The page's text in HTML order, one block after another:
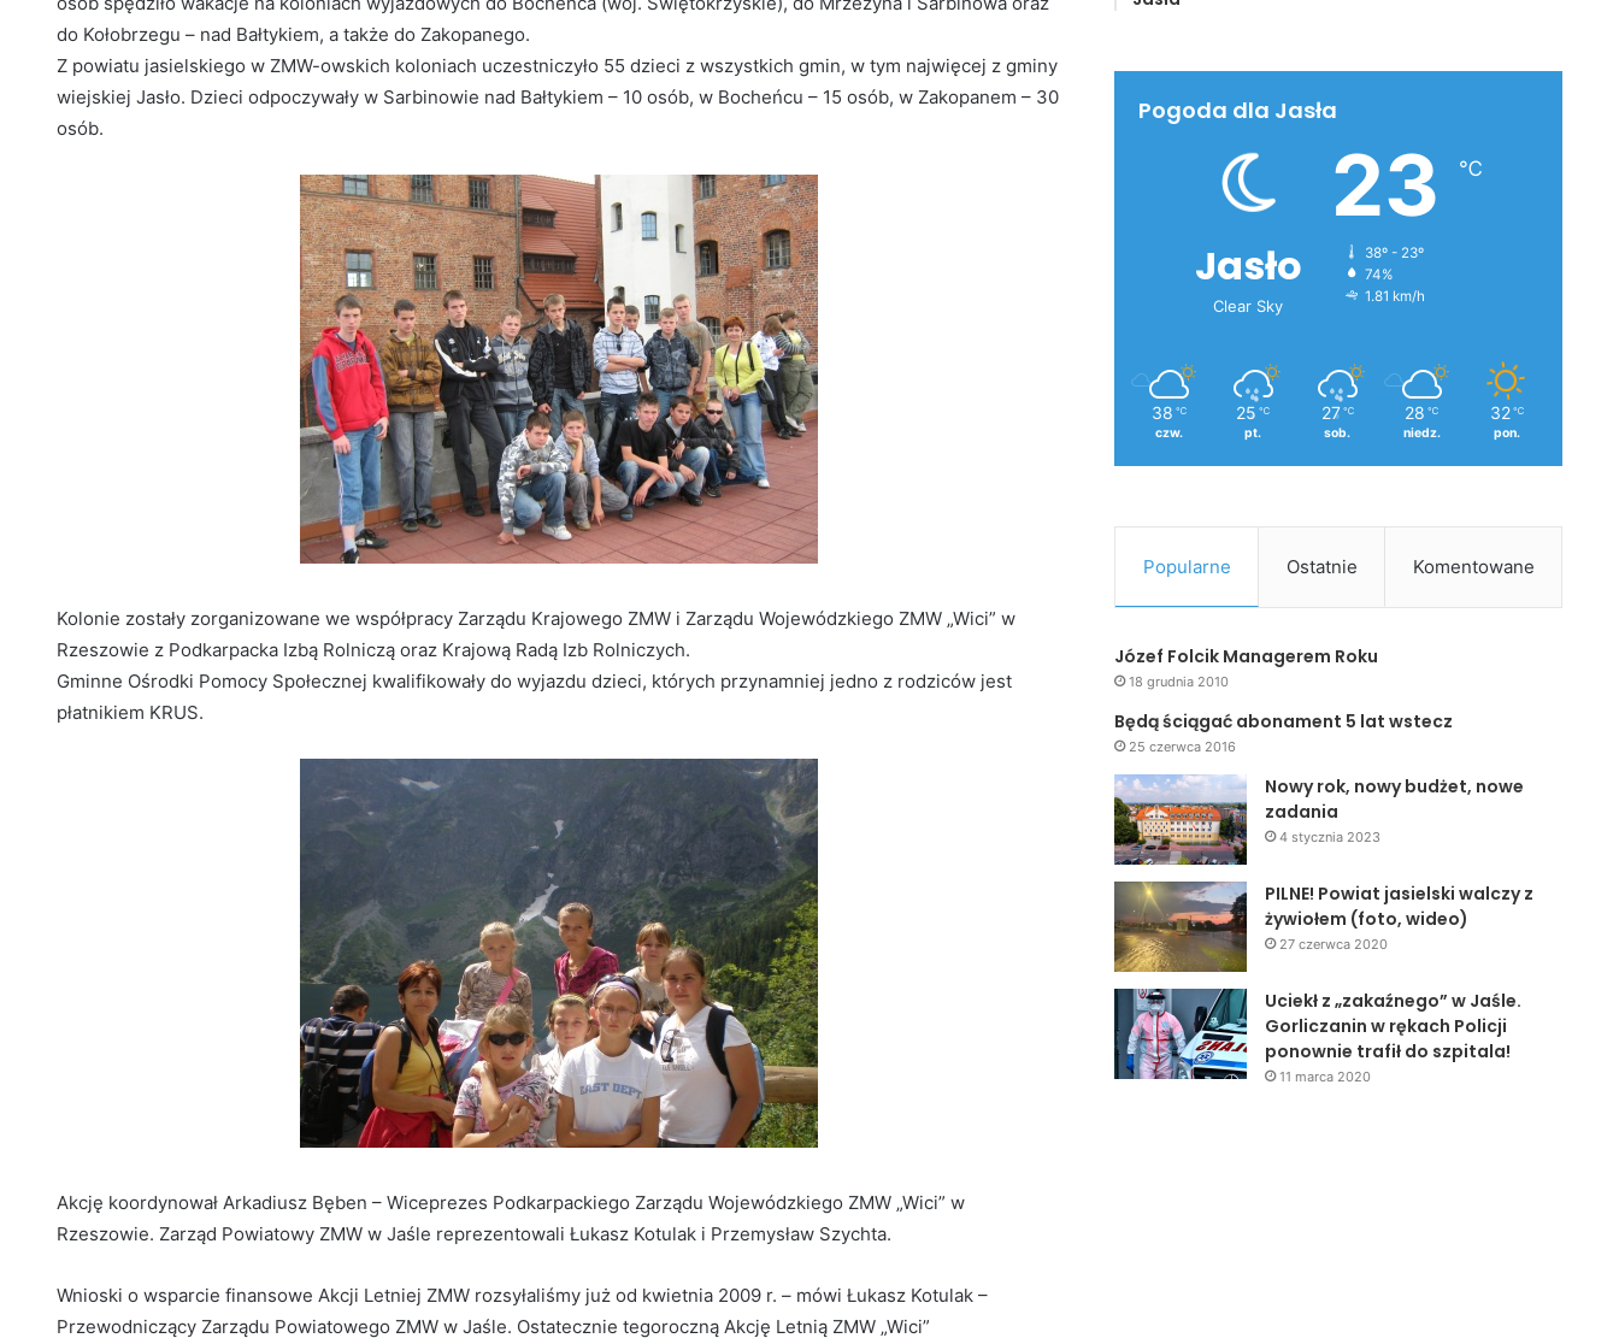
a
i
l
do Kołobrzegu – nad Bałtykiem, a także do Zakopanego.
Z powiatu jasielskiego w ZMW-owskich koloniach uczestniczyło 55 dzieci z wszystkich gmin, w tym najwięcej z gminy
wiejskiej Jasło. Dzieci odpoczywały w Sarbinowie nad Bałtykiem – 10 osób, w Bocheńcu – 15 osób, w Zakopanem – 30
osób.
Kolonie zostały zorganizowane we współpracy Zarządu Krajowego ZMW i Zarządu Wojewódzkiego ZMW „Wici” w
Rzeszowie z Podkarpacka Izbą Rolniczą oraz Krajową Radą Izb Rolniczych.
Gminne Ośrodki Pomocy Społecznej kwalifikowały do wyjazdu dzieci, których przynamniej jedno z rodziców jest
płatnikiem KRUS.
Akcję koordynował Arkadiusz Bęben – Wiceprezes Podkarpackiego Zarządu Wojewódzkiego ZMW „Wici” w
Rzeszowie. Zarząd Powiatowy ZMW w Jaśle reprezentowali Łukasz Kotulak i Przemysław Szychta.
Wnioski o wsparcie finansowe Akcji Letniej ZMW rozsyłaliśmy już od kwietnia 2009 r. – mówi Łukasz Kotulak –
Przewodniczący Zarządu Powiatowego ZMW w Jaśle. Ostatecznie tegoroczną Akcję Letnią ZMW „Wici”
Pogoda dla Jasła
Jasło
Clear Sky
23 ℃
38º - 23º
74%
1.81 km/h
38 ℃
czw.
25 ℃
pt.
27 ℃
sob.
28 ℃
niedz.
32 ℃
pon.
Popularne Ostatnie Komentowane
Józef Folcik Managerem Roku
18 grudnia 2010
Będą ściągać abonament 5 lat wstecz
25 czerwca 2016
Nowy rok, nowy budżet, nowe
zadania
4 stycznia 2023
PILNE! Powiat jasielski walczy z
żywiołem (foto, wideo)
27 czerwca 2020
Uciekł z „zakaźnego” w Jaśle.
Gorliczanin w rękach Policji
ponownie trafił do szpitala!
11 marca 2020